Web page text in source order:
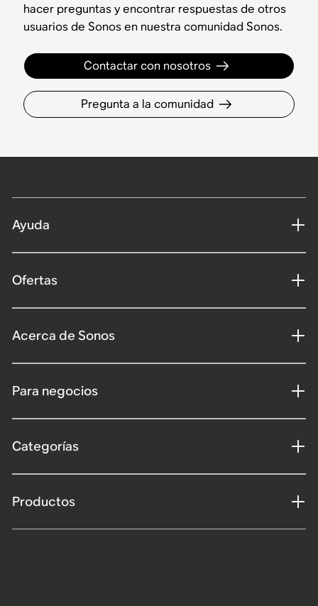
hacer preguntas y encontrar respuestas de otros
usuarios de Sonos en nuestra comunidad Sonos.
Contactar con nosotros
Pregunta a la comunidad
Ayuda
Ofertas
Acerca de Sonos
Para negocios
Categorías
Productos